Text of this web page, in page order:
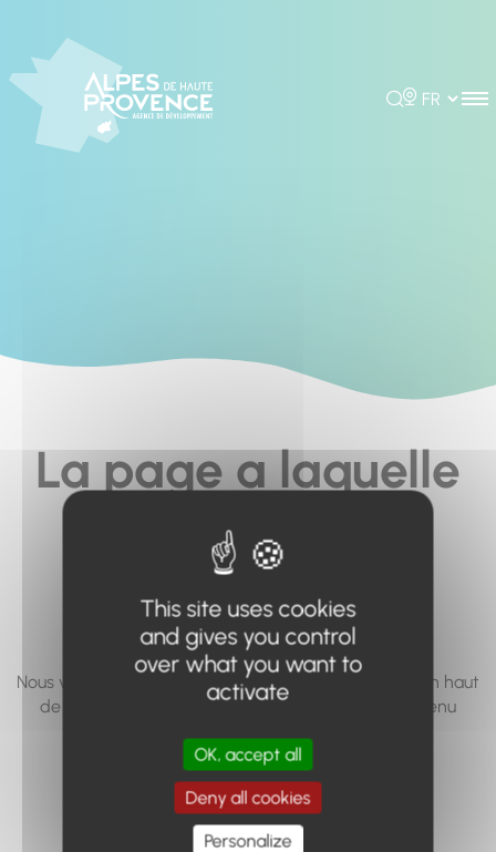
Rechercher
Choisir la
La page a laquelle
vous cherchez à
accéder n'existe
pas... ou plus.
Nous vous invitons à utiliser le moteur de recherche en haut
de page, ou à utiliser le menu pour trouver le contenu
Retour à l'accueil
This site uses cookies
and gives you control
over what you want to
activate
OK, accept all
Deny all cookies
Personalize